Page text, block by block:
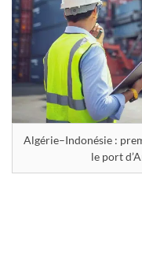
Algérie–Indonésie :
le port